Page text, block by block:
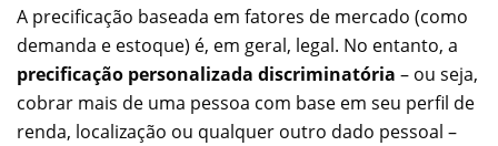
A precificação baseada em fatores de mercado (como
demanda e estoque) é, em geral, legal. No entanto, a
precificação personalizada discriminatória – ou seja,
cobrar mais de uma pessoa com base em seu perfil de
renda, localização ou qualquer outro dado pessoal –